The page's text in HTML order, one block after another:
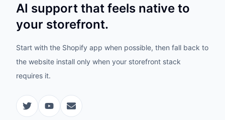
AI support that feels native to
your storefront.
Start with the Shopify app when possible, then fall back to
the website install only when your storefront stack
requires it.